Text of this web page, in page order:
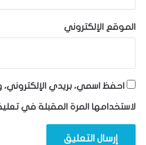
الموقع الإلكتروني
احفظ اسمي، بريدي
لاستخدامها المرة المقبلة في